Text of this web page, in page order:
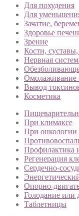
Для похудения
Для
Зачатие,
Здоровье
Зрение
Кости,
Нервная
Омолаживание
Вывод
Косметика
При климаксе
При онкологии
Профилактика
Регенерация
Сердечно-
Опорно-
Голодание или
Таблетницы